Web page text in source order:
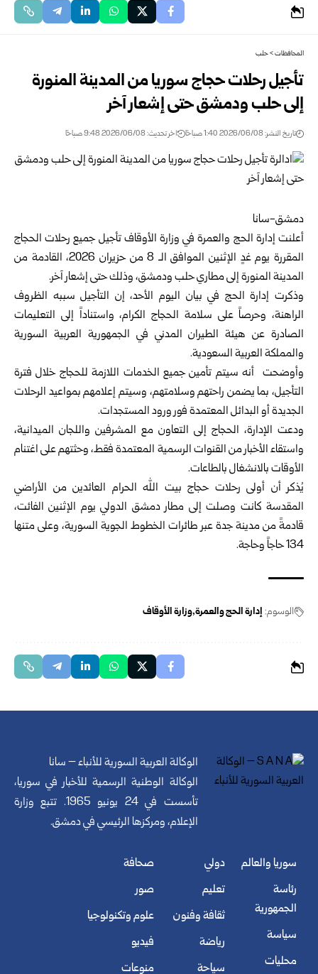
المحافظات>حلب
تأجيل رحلات حجاج سوريا من المدينة المنورة
إلى حلب ودمشق حتى إشعار آخر
تاريخ النشر: 2026/06/08 1:40 صباحًا اخر تحديث: 2026/06/08 9:48 صباحًا
دمشق-سانا
أعلنتإدارة الحج والعمرةفيوزارة الأوقافتأجيل جميع رحلات الحجاج
المقررة يوم غدٍ الإثنين الموافق الـ 8 من حزيران 2026، القادمة من
المدينة المنورة إلى مطاري حلب ودمشق، وذلك حتى إشعار آخر.
وذكرت إدارة الحج في بيان اليوم الأحد، إن التأجيل سببه الظروف
الراهنة، وحرصاً على سلامة الحجاج الكرام، واستناداً إلى التعليمات
الصادرة عن هيئة الطيران المدني في الجمهورية العربية السورية
والمملكة العربية السعودية.
وأوضحت أنه سيتم تأمين جميع الخدمات اللازمة للحجاج خلال فترة
التأجيل، بما يضمن راحتهم وسلامتهم، وسيتم إعلامهم بمواعيد الرحلات
الجديدة أو البدائل المعتمدة فور ورود المستجدات.
ودعت الإدارة، الحجاج إلى التعاون مع المشرفين واللجان الميدانية،
واستقاء الأخبار من القنوات الرسمية المعتمدة فقط، وحثتهم على اغتنام
الأوقات بالانشغال بالطاعات.
يُذكر أن أولى رحلات حجاج بيت الله الحرام العائدين من الأراضي
المقدسة كانت وصلت إلى مطار دمشق الدولي يوم الإثنين الفائت،
قادمةً من مدينة جدة عبر طائرات الخطوط الجوية السورية، وعلى متنها
134 حاجاً وحاجة.
الوسوم: إدارة الحج والعمرة وزارة الأوقاف
الوكالة العربية السورية للأنباء – سانا
الوكالة الوطنية الرسمية للأخبار في سوريا،
تأسست في 24 يونيو 1965. تتبع وزارة
الإعلام، ومركزها الرئيسي في دمشق.
سوريا والعالم
رئاسة
الجمهورية
سياسة
محليات
دولي
تعليم
ثقافة وفنون
رياضة
سياحة
صحافة
صور
علوم وتكنولوجيا
فيديو
منوعات